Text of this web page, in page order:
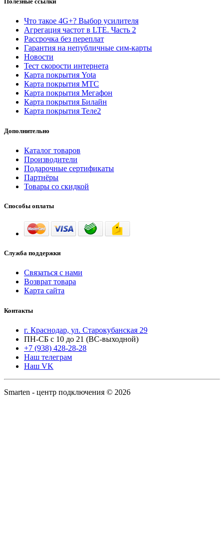
Что такое 4G+? Выбор усилителя
Агрегация частот в LTE. Часть 2
Рассрочка без переплат
Гарантия на непубличные сим-карты
Новости
Тест скорости интернета
Карта покрытия Yota
Карта покрытия МТС
Карта покрытия Мегафон
Карта покрытия Билайн
Карта покрытия Теле2
Дополнительно
Каталог товаров
Производители
Подарочные сертификаты
Партнёры
Товары со скидкой
Способы оплаты
Служба поддержки
Связаться с нами
Возврат товара
Карта сайта
Контакты
г. Краснодар, ул. Старокубанская 29
ПН-СБ с 10 до 21 (ВС-выходной)
+7 (938) 428-28-28
Наш телеграм
Наш VK
Smarten - центр подключения © 2026